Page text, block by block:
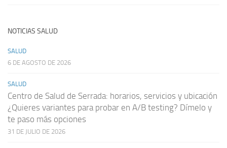
NOTICIAS SALUD
SALUD
6 DE AGOSTO DE 2026
SALUD
Centro de Salud de Serrada: horarios, servicios y ubicación
¿Quieres variantes para probar en A/B testing? Dímelo y
te paso más opciones
31 DE JULIO DE 2026